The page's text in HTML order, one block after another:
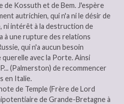
de Kossuth et de Bem. J'espère
autrichien, qui n'a ni le désir de
ni intérêt à la destruction de
à une rupture des relations
qui n'a aucun besoin
avec la Porte. Ainsi
(Palmerston) de recommencer
en Italie.
de Temple (Frère de Lord
de Grande-Bretagne à